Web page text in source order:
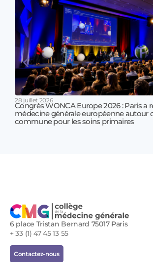
28 juillet 2026
Congrès WONCA Europe 2026 : Paris a
médecine générale européenne autour
commune pour les soins primaires
6 place Tristan Bernard 75017 Paris
+ 33 (1) 47 45 13 55
Contactez-nous